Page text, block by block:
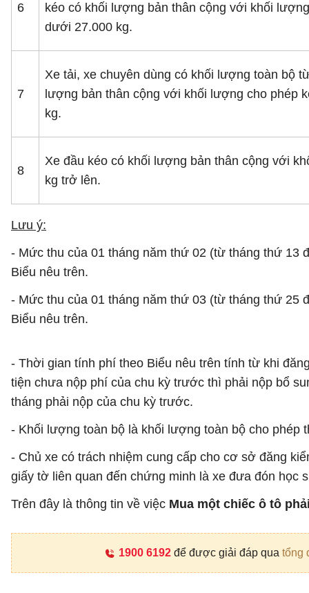
6
kéo có khối lượng bản thân cộng với khối
dưới 27.000 kg.
7
Xe tải, xe chuyên dùng có khối lượng toàn bộ
lượng bản thân cộng với khối lượng cho phép
kg.
8
Xe đầu kéo có khối lượng bản thân cộng với
kg trở lên.
Lưu ý:
- Mức thu của 01 tháng năm thứ 02 (từ tháng thứ 13
Biểu nêu trên.
- Mức thu của 01 tháng năm thứ 03 (từ tháng thứ 25
Biểu nêu trên.
- Thời gian tính phí theo Biểu nêu trên tính từ khi
tiện chưa nộp phí của chu kỳ trước thì phải nộp bổ
tháng phải nộp của chu kỳ trước.
- Khối lượng toàn bộ là khối lượng toàn bộ cho phép
- Chủ xe có trách nhiệm cung cấp cho cơ sở đăng
giấy tờ liên quan đến chứng minh là xe đưa đón
Trên đây là thông tin về việc Mua một chiếc ô tô
1900 6192để được giải đáp qua tổng